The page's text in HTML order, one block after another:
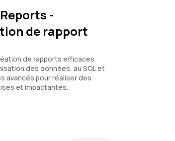
Le 01/04/2026 5
niveau hétéroclite du
à expliquer des notions
-
de rapport
de rapports efficaces
des données, au SQL et
avancés pour réaliser des
et impactantes.